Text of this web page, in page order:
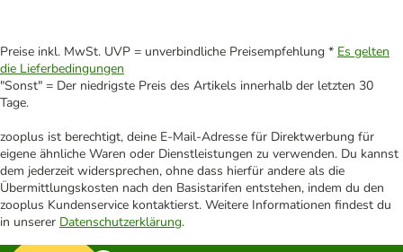
Preise inkl. MwSt. UVP = unverbindliche Preisempfehlung * Es gelten
die Lieferbedingungen
"Sonst" = Der niedrigste Preis des Artikels innerhalb der letzten 30
Tage.
zooplus ist berechtigt, deine E-Mail-Adresse für Direktwerbung für
eigene ähnliche Waren oder Dienstleistungen zu verwenden. Du kannst
dem jederzeit widersprechen, ohne dass hierfür andere als die
Übermittlungskosten nach den Basistarifen entstehen, indem du den
zooplus Kundenservice kontaktierst. Weitere Informationen findest du
in unserer Datenschutzerklärung.